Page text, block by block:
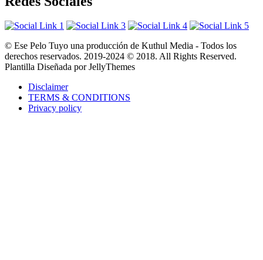
© Ese Pelo Tuyo una producción de Kuthul Media - Todos los
derechos reservados. 2019-2024 © 2018. All Rights Reserved.
Plantilla Diseñada por JellyThemes
Disclaimer
TERMS & CONDITIONS
Privacy policy